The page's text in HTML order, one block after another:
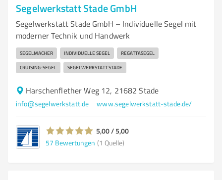
Segelwerkstatt Stade GmbH
Segelwerkstatt Stade GmbH – Individuelle Segel mit
moderner Technik und Handwerk
SEGELMACHER INDIVIDUELLE SEGEL REGATTASEGEL
CRUISING-SEGEL SEGELWERKSTATT STADE
Harschenflether Weg 12, 21682 Stade
info@segelwerkstatt.de www.segelwerkstatt-stade.de/
5,00 / 5,00
57 Bewertungen (1 Quelle)